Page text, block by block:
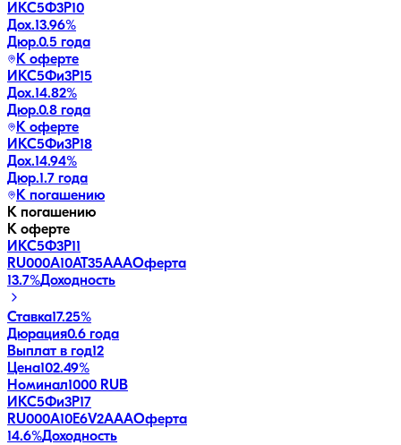
ИКС5Ф3P10
Дох.13.96%
Дюр.0.5 года
К оферте
ИКС5Фи3P15
Дох.14.82%
Дюр.0.8 года
К оферте
ИКС5Фи3P18
Дох.14.94%
Дюр.1.7 года
К погашению
К погашению
К оферте
ИКС5Ф3P11
RU000A10AT35AAAОферта
13.7%Доходность
Ставка17.25%
Дюрация0.6 года
Выплат в год12
Цена102.49%
Номинал1000 RUB
ИКС5Фи3P17
RU000A10E6V2AAAОферта
14.6%Доходность